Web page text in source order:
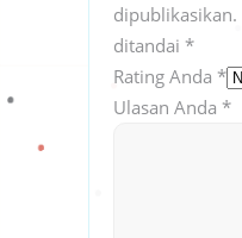
dipublikasikan.
ditandai *
Rating Anda *
Ulasan Anda *